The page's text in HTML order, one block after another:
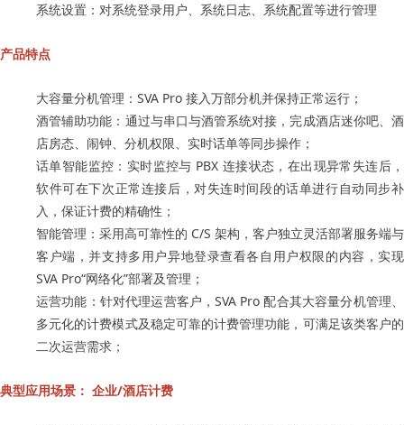
系统设置：对系统登录用户、系统日志、系统配置等进行管理
产品特点
大容量分机管理：SVA Pro 接入万部分机并保持正常运行；
酒管辅助功能：通过与串口与酒管系统对接，完成酒店迷你吧、酒
店房态、闹钟、分机权限、实时话单等同步操作；
话单智能监控：实时监控与 PBX 连接状态，在出现异常失连后，
软件可在下次正常连接后，对失连时间段的话单进行自动同步补
入，保证计费的精确性；
智能管理：采用高可靠性的 C/S 架构，客户独立灵活部署服务端与
客户端，并支持多用户异地登录查看各自用户权限的内容，实现
SVA Pro“网络化”部署及管理；
运营功能：针对代理运营客户，SVA Pro 配合其大容量分机管理、
多元化的计费模式及稳定可靠的计费管理功能，可满足该类客户的
二次运营需求；
典型应用场景： 企业/酒店计费